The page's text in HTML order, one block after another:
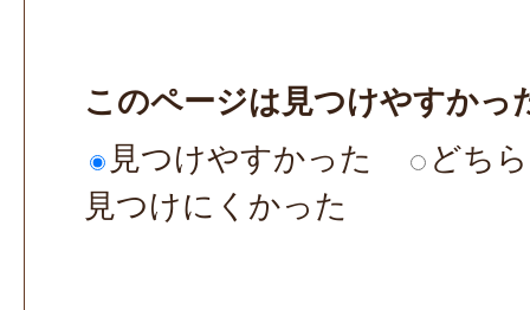
このページは見つけやすかっ
見つけやすかった
どち
見つけにくかった